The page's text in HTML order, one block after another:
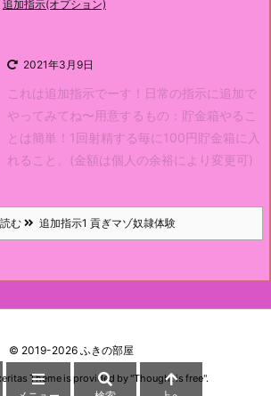
追加指示(オプション)
2021年3月9日
これは追加指示でーす！ 日常の指示に追加で
やってみてね〜用意するもの：貯金箱やるこ
とは簡単！ 1回射精する毎に100円貯金箱に入
れること。(金額は個人の余裕により変更可)
む 追加指示1 貢ぎマゾ奴隷体験
© 2019-2026 ふきの部屋
Theme is provided by "Thought is free".